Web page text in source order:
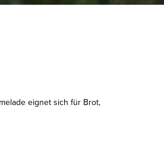
eignet sich für Brot,